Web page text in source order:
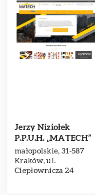
Jerzy Niziołek
P.P.U.H. „MATECH”
małopolskie, 31-587
Kraków, ul.
Ciepłownicza 24